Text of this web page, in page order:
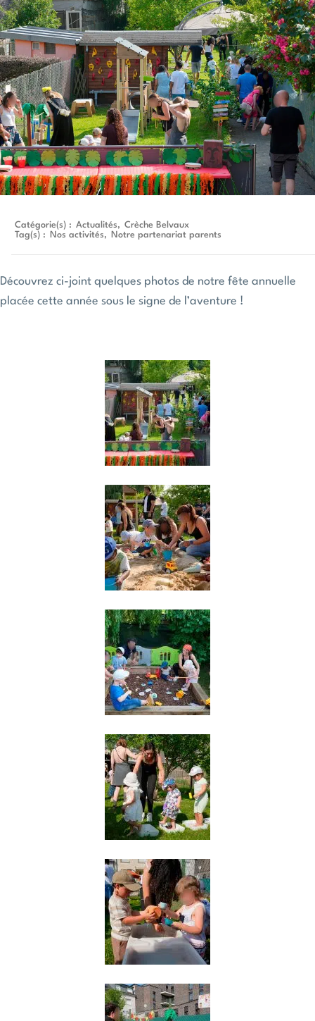
Catégorie(s) : Actualités, Crèche Belvaux
Tag(s) :
Nos activités, Notre partenariat parents
Découvrez ci-joint quelques photos de notre fête annuelle
placée cette année sous le signe de l’aventure !